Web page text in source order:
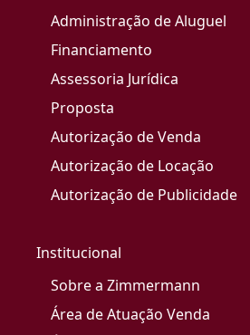
Administração de Aluguel
Financiamento
Assessoria Jurídica
Proposta
Autorização de Venda
Autorização de Locação
Autorização de Publicidade
Institucional
Sobre a Zimmermann
Área de Atuação Venda